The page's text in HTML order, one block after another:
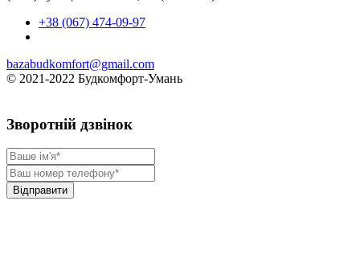
+38 (067) 474-09-97
bazabudkomfort@gmail.com
© 2021-2022 Будкомфорт-Умань
Зворотній дзвінок